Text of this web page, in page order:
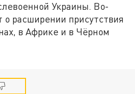
Украины. Во-
о расширении присутствия
в Африке и в Чёрном